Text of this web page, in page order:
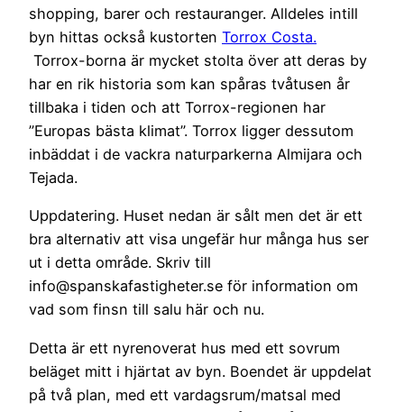
shopping, barer och restauranger. Alldeles intill
byn hittas också kustorten Torrox Costa.
Torrox-borna är mycket stolta över att deras by
har en rik historia som kan spåras tvåtusen år
tillbaka i tiden och att Torrox-regionen har
”Europas bästa klimat”. Torrox ligger dessutom
inbäddat i de vackra naturparkerna Almijara och
Tejada.
Uppdatering. Huset nedan är sålt men det är ett
bra alternativ att visa ungefär hur många hus ser
ut i detta område. Skriv till
info@spanskafastigheter.se för information om
vad som finsn till salu här och nu.
Detta är ett nyrenoverat hus med ett sovrum
beläget mitt i hjärtat av byn. Boendet är uppdelat
på två plan, med ett vardagsrum/matsal med